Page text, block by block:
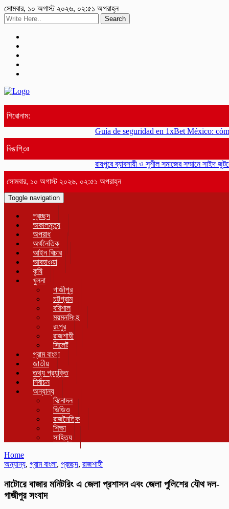
সোমবার, ১০ অগাস্ট ২০২৬, ০২:৫১ অপরাহ্ন
Search
শিরোনাম:
Guía de seguridad en 1xBet México: cómo
বিঙাপ্তিঃ
রায়পুরে ব্যাবসায়ী ও সুশীল সমাজের সম্মানে সাইদ জুটনের
সোমবার, ১০ অগাস্ট ২০২৬, ০২:৫১ অপরাহ্ন
Toggle navigation
প্রচ্ছদ
অকালমৃত্যু
অপরাধ
অর্থনৈতিক
আইন বিচার
আবহাওয়া
কৃষি
খুলনা
গাজীপুর
চট্টগ্রাম
বরিশাল
ময়মনসিংহ
রংপুর
রাজশাহী
সিলেট
গ্রাম বাংলা
জাতীয়
তথ্য প্রযুক্তি
নির্বাচন
অন্যান্য
বিনোদন
ভিডিও
রাজনৈতিক
শিক্ষা
সাহিত্য
Home
অন্যান্য, গ্রাম বাংলা, প্রচ্ছদ, রাজশাহী
নাটোরে বাজার মনিটরিং এ জেলা প্রশাসন এবং জেলা পুলিশের যৌথ দল-
গাজীপুর সংবাদ